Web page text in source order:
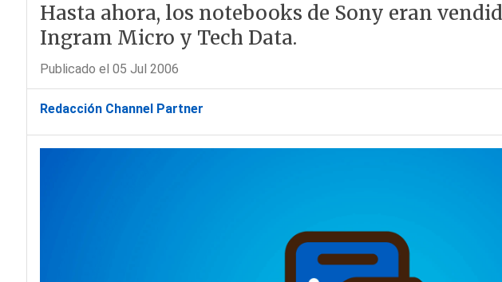
Hasta ahora, los notebooks de Sony eran
Ingram Micro y Tech Data.
Publicado el 05 Jul 2006
Redacción Channel Partner